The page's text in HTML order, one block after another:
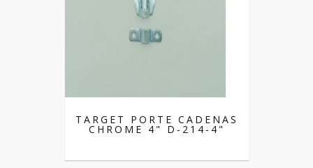
TARGET PORTE CADENAS
CHROME 4" D-214-4"